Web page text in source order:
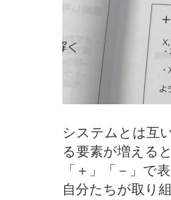
システムとは互
る要素が増える
「＋」「－」で
自分たちが取り